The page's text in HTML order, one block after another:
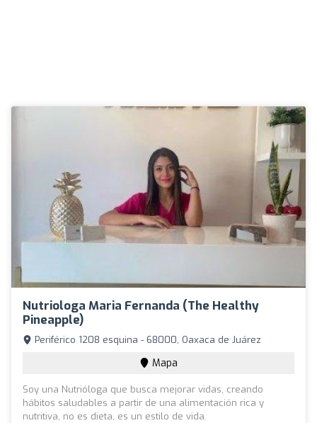
Nutriologa Maria Fernanda (The Healthy
Pineapple)
Periférico 1208 esquina - 68000, Oaxaca de Juárez
Mapa
Soy una Nutrióloga que busca mejorar vidas, creando
hábitos saludables a partir de una alimentación rica y
nutritiva, no es dieta, es un estilo de vida.